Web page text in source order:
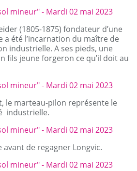
(1805-1875) fondateur d’une
a été l’incarnation du maître de
industrielle. A ses pieds, une
fils jeune forgeron ce qu’il doit au
le marteau-pilon représente le
industrielle.
avant de regagner Longvic.